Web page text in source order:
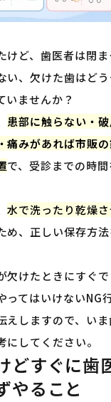
けど、歯医者は閉
い、欠けた歯はど
いませんか？
患部に触らない・
痛みがあれば市販
で、受診までの時
水で洗ったり乾燥
め、正しい保存方
欠けたときにすぐで
ってはいけないNG
えしますので、い
してください。
どすぐに歯
やること